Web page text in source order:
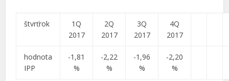
štvrťrok
1Q
2017
2Q
2017
3Q
2017
4Q
2017
hodnota
IPP
-1,81
%
-2,22
%
-1,96
%
-2,20
%